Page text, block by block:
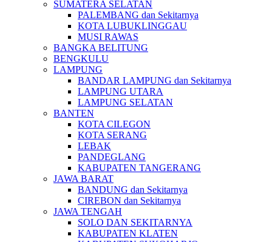
SUMATERA SELATAN
PALEMBANG dan Sekitarnya
KOTA LUBUKLINGGAU
MUSI RAWAS
BANGKA BELITUNG
BENGKULU
LAMPUNG
BANDAR LAMPUNG dan Sekitarnya
LAMPUNG UTARA
LAMPUNG SELATAN
BANTEN
KOTA CILEGON
KOTA SERANG
LEBAK
PANDEGLANG
KABUPATEN TANGERANG
JAWA BARAT
BANDUNG dan Sekitarnya
CIREBON dan Sekitarnya
JAWA TENGAH
SOLO DAN SEKITARNYA
KABUPATEN KLATEN